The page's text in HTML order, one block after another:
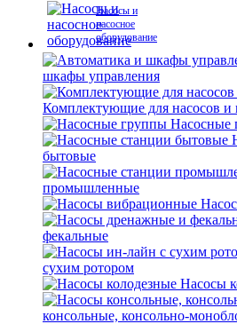
Насосы и
насосное
оборудование
шкафы управления
Комплектующие для насосов и
Насосные
бытовые
промышленные
фекальные
сухим ротором
Насосы
консольные, консольно-